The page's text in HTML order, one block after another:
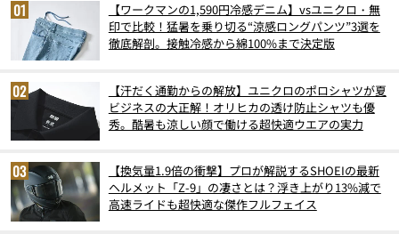
【ワークマンの1,590円冷感デニム】vsユニクロ・無
印で比較！猛暑を乗り切る“涼感ロングパンツ”3選を
徹底解剖。接触冷感から綿100%まで決定版
【汗だく通勤からの解放】ユニクロのポロシャツが夏
ビジネスの大正解！オリヒカの透け防止シャツも優
秀。酷暑も涼しい顔で働ける超快適ウエアの実力
【換気量1.9倍の衝撃】プロが解説するSHOEIの最新
ヘルメット「Z-9」の凄さとは？浮き上がり13%減で
高速ライドも超快適な傑作フルフェイス